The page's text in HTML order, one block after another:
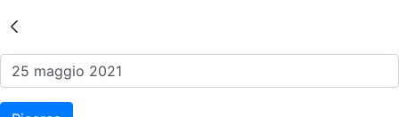
Risultati della Ricerca -